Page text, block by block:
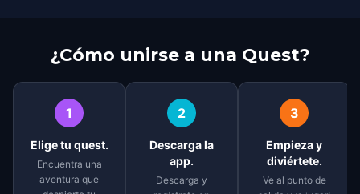
¿Cómo unirse a una Quest?
1
Elige tu quest.
Encuentra una
aventura que
2
Descarga la
app.
Descarga y
3
Empieza y
diviértete.
Ve al punto de